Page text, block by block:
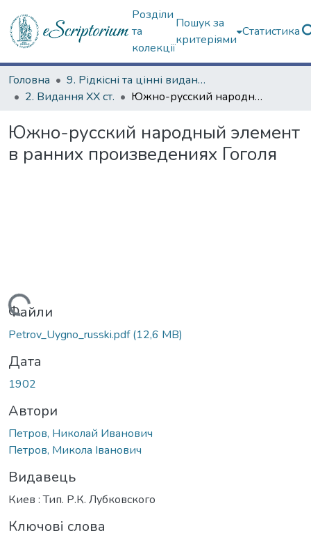
Розділи
та
колекції
Пошук за
критеріями
Статистика
Головна
9. Рідкісні та цінні видання
2. Видання ХХ ст.
Южно-русский народный элемент в ранних произведениях Гоголя
Южно-русский народный элемент
в ранних произведениях Гоголя
Файли
Petrov_Uygno_russki.pdf(12,6 MB)
Дата
1902
Автори
Петров, Николай Иванович
Петров, Микола Іванович
Видавець
Киев : Тип. Р.К. Лубковского
Ключові слова